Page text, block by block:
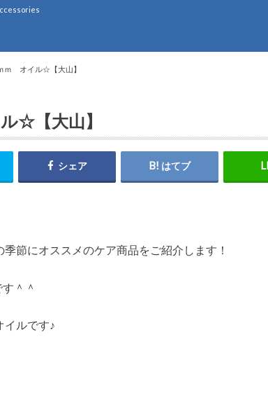
ｍ オイル☆【大山】
☆【大山】
シェア はてブ
節にオススメのケア商品をご紹介します！
＾＾
イルです♪